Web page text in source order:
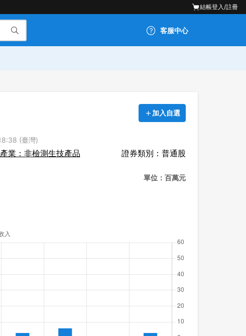
結帳登入/註冊
客服中心
加入自選
(臺灣)
產業：非檢測生技產品 證券類別：普通股
單位：百萬元